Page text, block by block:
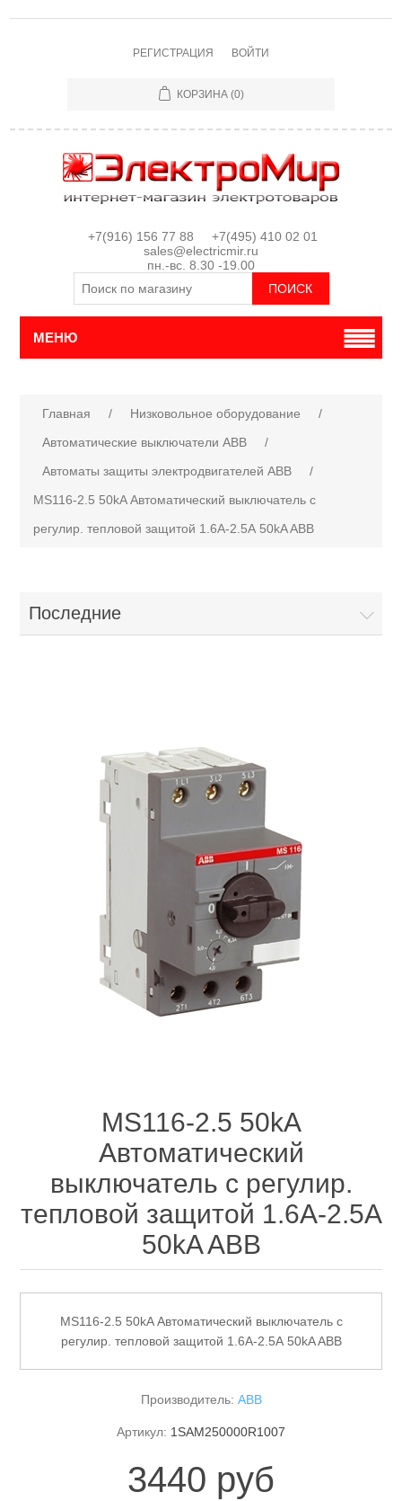
РЕГИСТРАЦИЯ ВОЙТИ
КОРЗИНА (0)
+7(916) 156 77 88 +7(495) 410 02 01
sales@electricmir.ru
пн.-вс. 8.30 -19.00
МЕНЮ
Главная / Низковольное оборудование
/
Автоматические выключатели ABB
/
Автоматы защиты электродвигателей ABB
/
MS116-2.5 50kA Автоматический выключатель с
регулир. тепловой защитой 1.6А-2.5А 50kA ABB
Последние
MS116-2.5 50kA
Автоматический
выключатель с регулир.
тепловой защитой 1.6А-2.5А
50kA ABB
MS116-2.5 50kA Автоматический выключатель с
регулир. тепловой защитой 1.6А-2.5А 50kA ABB
Производитель: ABB
Артикул: 1SAM250000R1007
3440 руб